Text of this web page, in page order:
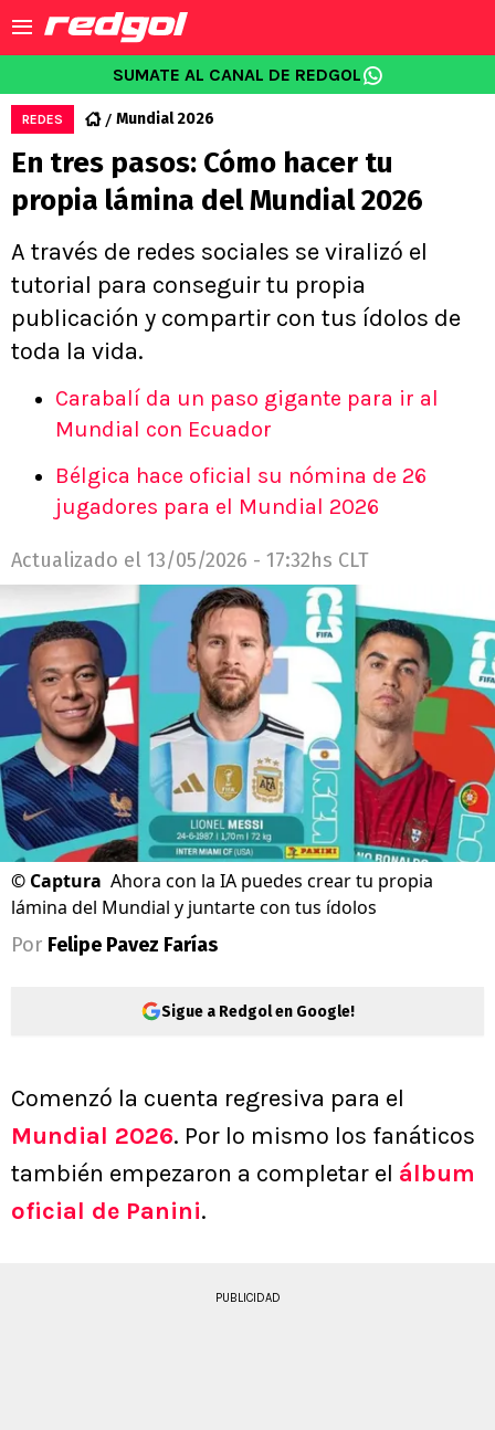
SUMATE AL CANAL DE REDGOL
REDES Mundial 2026
En tres pasos: Cómo hacer tu
propia lámina del Mundial 2026
A través de redes sociales se viralizó el
tutorial para conseguir tu propia
publicación y compartir con tus ídolos de
toda la vida.
Carabalí da un paso gigante para ir al
Mundial con Ecuador
Bélgica hace oficial su nómina de 26
jugadores para el Mundial 2026
Actualizado el 13/05/2026 - 17:32hs CLT
© Captura Ahora con la IA puedes crear tu propia
lámina del Mundial y juntarte con tus ídolos
Por Felipe Pavez Farías
Sigue a Redgol en Google!
Comenzó la cuenta regresiva para el
Mundial 2026. Por lo mismo los fanáticos
también empezaron a completar el álbum
oficial de Panini.
PUBLICIDAD